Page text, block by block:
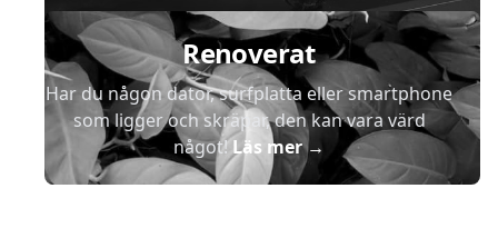
Renoverat
Har du någon dator, surfplatta eller smartphone
som ligger och skräpar, den kan vara värd
något!Läs mer→